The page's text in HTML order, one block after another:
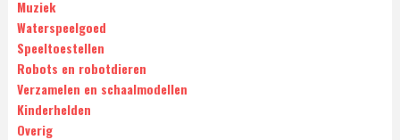
Muziek
Waterspeelgoed
Speeltoestellen
Robots en robotdieren
Verzamelen en schaalmodellen
Kinderhelden
Overig